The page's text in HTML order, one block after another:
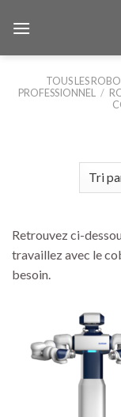
TOUS LES
PROFESSIONNEL
/
Retrouvez ci-
travaillez avec le
besoin.